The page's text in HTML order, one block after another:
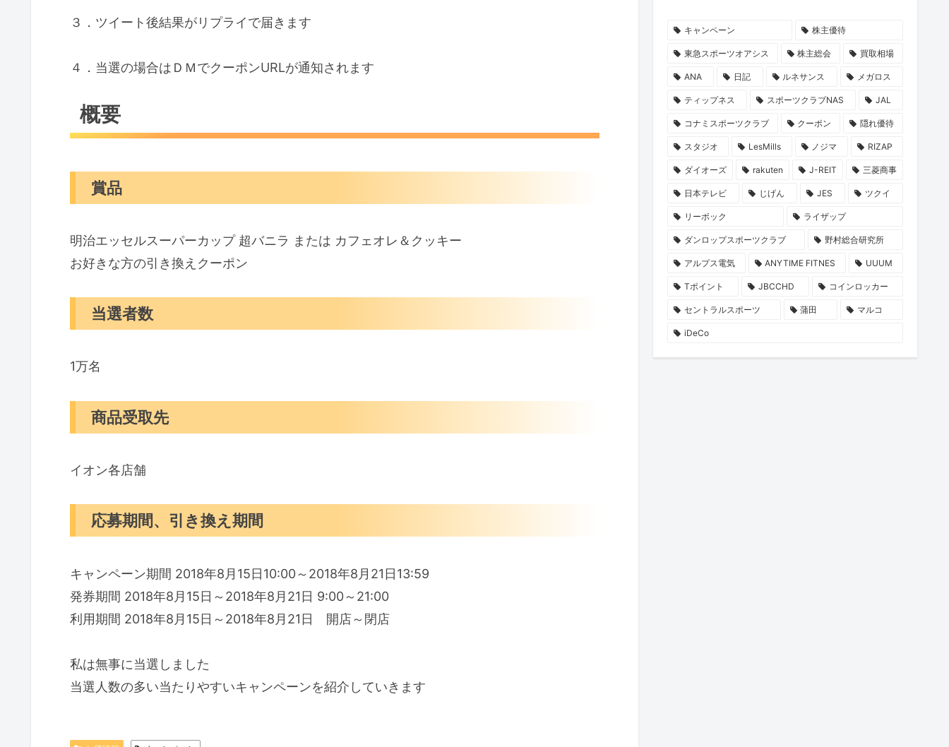
３．ツイート後結果がリプライで届きます
４．当選の場合はＤＭでクーポンURLが通知されます
概要
賞品
明治エッセルスーパーカップ 超バニラ または カフェオレ＆クッキー
お好きな方の引き換えクーポン
当選者数
1万名
商品受取先
イオン各店舗
応募期間、引き換え期間
キャンペーン期間 2018年8月15日10:00～2018年8月21日13:59
発券期間 2018年8月15日～2018年8月21日 9:00～21:00
利用期間 2018年8月15日～2018年8月21日 開店～閉店
私は無事に当選しました
当選人数の多い当たりやすいキャンペーンを紹介していきます
キャンペーン 株主優待
東急スポーツオアシス 株主総会 買取相場
ANA 日記 ルネサンス メガロス
ティップネス スポーツクラブNAS JAL
コナミスポーツクラブ クーポン 隠れ優待
スタジオ LesMills ノジマ RIZAP
ダイオーズ rakuten J-REIT 三菱商事
日本テレビ じげん JES ツクイ
リーボック ライザップ
ダンロップスポーツクラブ 野村総合研究所
アルプス電気 ANYTIME FITNES UUUM
Tポイント JBCCHD コインロッカー
セントラルスポーツ 蒲田 マルコ
iDeCo